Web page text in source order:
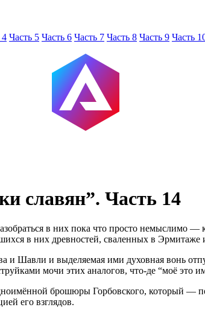
4 Часть 5 Часть 6 Часть 7 Часть 8 Часть 9 Часть
славян”. Часть 14
в них пока что просто
в них древностей, сваленных в
и Шавли и выделяемая ими духовная вонь
мочи этих аналогов, что-де “моё это
брошюры Горбовского, который
его взглядов.